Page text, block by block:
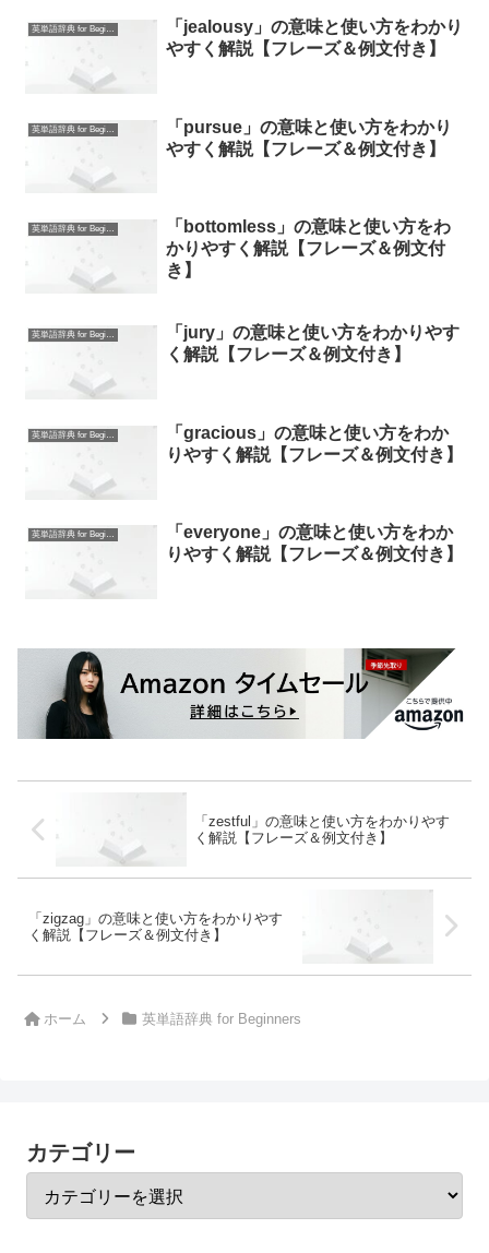
英単語辞典 for Beginners
「jealousy」の意味と使い方をわかり
やすく解説【フレーズ＆例文付き】
英単語辞典 for Beginners
「pursue」の意味と使い方をわかり
やすく解説【フレーズ＆例文付き】
英単語辞典 for Beginners
「bottomless」の意味と使い方をわ
かりやすく解説【フレーズ＆例文付
き】
英単語辞典 for Beginners
「jury」の意味と使い方をわかりやす
く解説【フレーズ＆例文付き】
英単語辞典 for Beginners
「gracious」の意味と使い方をわか
りやすく解説【フレーズ＆例文付き】
英単語辞典 for Beginners
「everyone」の意味と使い方をわか
りやすく解説【フレーズ＆例文付き】
「zestful」の意味と使い方をわかりやす
く解説【フレーズ＆例文付き】
「zigzag」の意味と使い方をわかりやす
く解説【フレーズ＆例文付き】
ホーム 英単語辞典 for Beginners
カテゴリー